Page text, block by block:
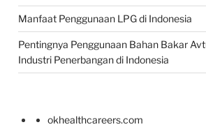
Manfaat Penggunaan LPG di Indonesia
Pentingnya Penggunaan Bahan Bakar
Industri Penerbangan di Indonesia
okhealthcareers.com